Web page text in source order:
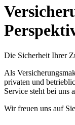
Die Sicherheit Ihrer
Als
privaten und
Service steht bei uns
Wir freuen uns auf